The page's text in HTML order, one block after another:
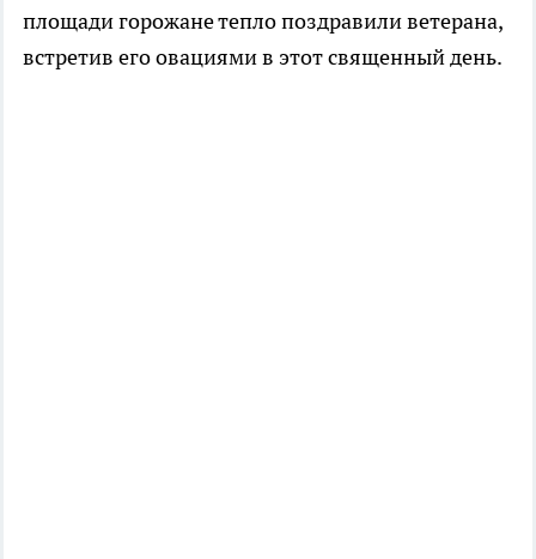
площади горожане тепло поздравили ветерана,
встретив его овациями в этот священный день.